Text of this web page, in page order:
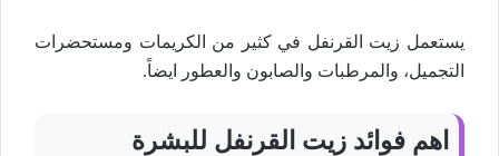
يستعمل زيت القرنفل في كثير من الكريمات ومستحضرات
التجميل، والمرطبات والصابون والعطور ايضاً.
اهم فوائد زيت القرنفل للبشرة